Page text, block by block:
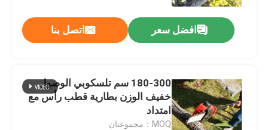
حولنا
عرض المصنع
اتصل بنا
اطلب اقتباس
افضل سعر اتصل بنا
180-300 سم تلسكوبي الوصول
خفيف الوزن بطارية قطب رأس مع
امتداد
MOQ：مجموعتان